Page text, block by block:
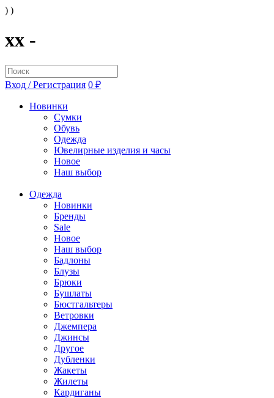
) )
xx -
Вход / Регистрация 0 ₽
Новинки
Сумки
Обувь
Одежда
Ювелирные изделия и часы
Новое
Наш выбор
Одежда
Новинки
Бренды
Sale
Новое
Наш выбор
Бадлоны
Блузы
Брюки
Бушлаты
Бюстгальтеры
Ветровки
Джемпера
Джинсы
Другое
Дубленки
Жакеты
Жилеты
Кардиганы